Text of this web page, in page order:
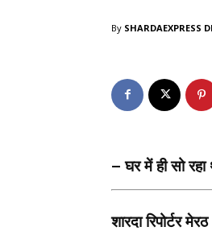
By SHARDAEXPRESS
– घर में ही सो रहा
शारदा रिपोर्टर